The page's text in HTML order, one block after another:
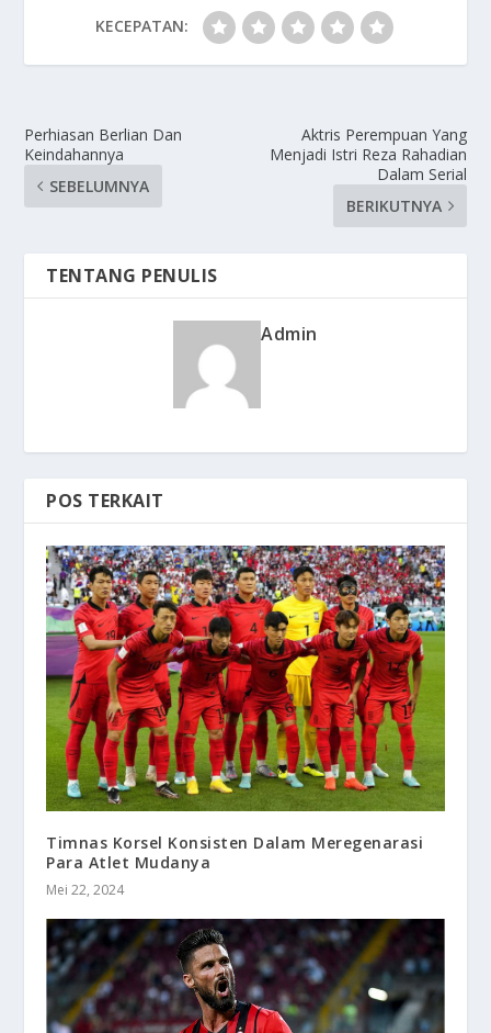
KECEPATAN:
Perhiasan Berlian Dan
Keindahannya
SEBELUMNYA
Aktris Perempuan Yang
Menjadi Istri Reza Rahadian
Dalam Serial
BERIKUTNYA
TENTANG PENULIS
Admin
POS TERKAIT
Timnas Korsel Konsisten Dalam Meregenarasi
Para Atlet Mudanya
Mei 22, 2024